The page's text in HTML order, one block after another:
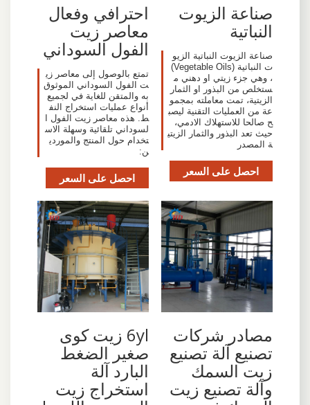
صناعة الزيوت
النباتية
صناعة الزيوت النباتية الزيو
ت النباتية (Vegetable Oils)
، وهي جزء زيتي او دهني م
ستخلص من البذور او الثمار
الزيتية، تمت معاملته بمجمو
عة من العمليات التقنية ليصب
ح صالحا للاستهلاك الادمي،
حيث تعد البذور والثمار الزيتي
ة المصدر
احصل على السعر
احترافي وفعال
معاصر زيت
الفول السوداني
تمتع بالوصول إلى معاصر زي
ت الفول السوداني الموثوق
به والمتقن للغاية في لجميع
أنواع عمليات استخراج النف
ط. هذه معاصر زيت الفول ا
لسوداني تلقائية وسهلة الاس
تخدام حول المنتج والموردي
ن:
احصل على السعر
مصادر شركات
تصنيع آلة تصنيع
زيت السمك
وآلة تصنيع زيت
6yl زيت كوى
صغير الضغط
البارد آلة
استخراج زيت